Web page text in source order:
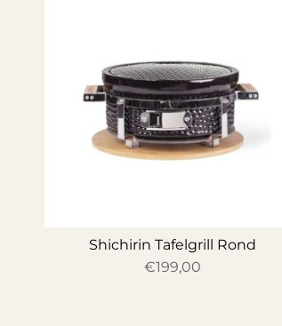
Shichirin Tafelgrill Rond
€199,00